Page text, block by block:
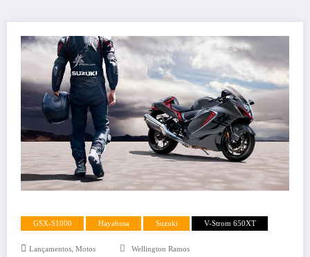
GSX-S1000 Hayabusa Suzuki V-Strom 650XT
Lançamentos, Motos Wellington Ramos